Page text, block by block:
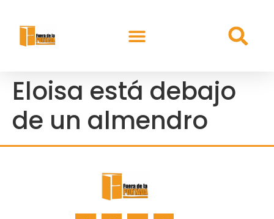
Eloisa está debajo
de un almendro